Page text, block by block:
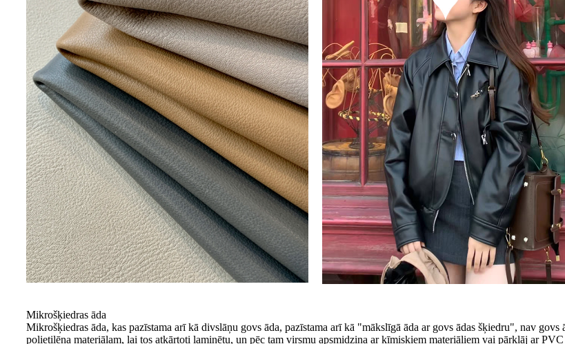
Mikrošķiedras āda
Mikrošķiedras āda, kas pazīstama arī kā divslāņu govs āda, pazīstama arī kā "mākslīgā āda ar govs ādas šķiedru", nav
polietilēna materiālam, lai tos atkārtoti laminētu, un pēc tam virsmu apsmidzina ar ķīmiskiem materiāliem vai pārklāj ar